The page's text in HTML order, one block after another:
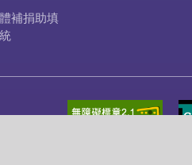
補捐助填